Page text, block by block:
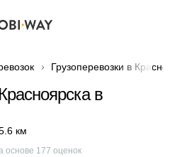
Грузоперевозки в
в
км
основе 177 оценок